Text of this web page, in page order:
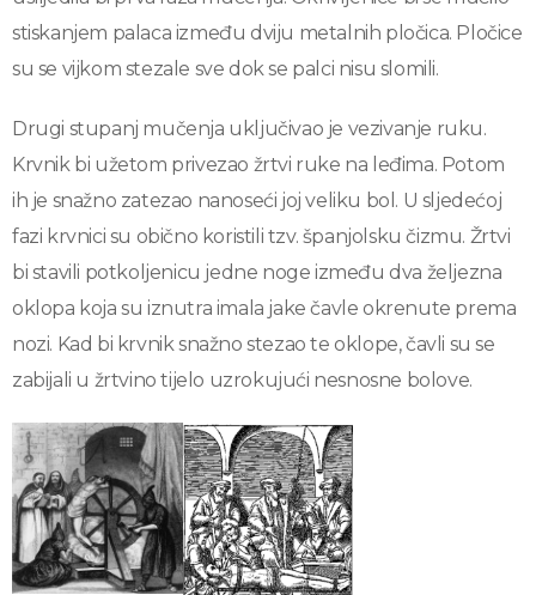
stiskanjem palaca između dviju metalnih pločica. Pločice
su se vijkom stezale sve dok se palci nisu slomili.
Drugi stupanj mučenja uključivao je vezivanje ruku.
Krvnik bi užetom privezao žrtvi ruke na leđima. Potom
ih je snažno zatezao nanoseći joj veliku bol. U sljedećoj
fazi krvnici su obično koristili tzv. španjolsku čizmu. Žrtvi
bi stavili potkoljenicu jedne noge između dva željezna
oklopa koja su iznutra imala jake čavle okrenute prema
nozi. Kad bi krvnik snažno stezao te oklope, čavli su se
zabijali u žrtvino tijelo uzrokujući nesnosne bolove.